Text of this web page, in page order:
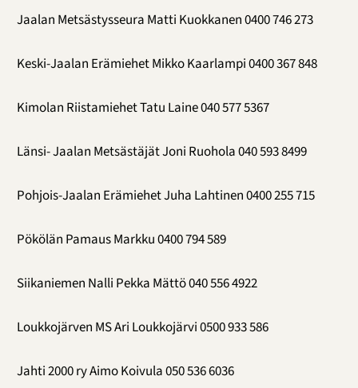
Jaalan Metsästysseura Matti Kuokkanen 0400 746 273
Keski-Jaalan Erämiehet Mikko Kaarlampi 0400 367 848
Kimolan Riistamiehet Tatu Laine 040 577 5367
Länsi- Jaalan Metsästäjät Joni Ruohola 040 593 8499
Pohjois-Jaalan Erämiehet Juha Lahtinen 0400 255 715
Pökölän Pamaus Markku 0400 794 589
Siikaniemen Nalli Pekka Mättö 040 556 4922
Loukkojärven MS Ari Loukkojärvi 0500 933 586
Jahti 2000 ry Aimo Koivula 050 536 6036